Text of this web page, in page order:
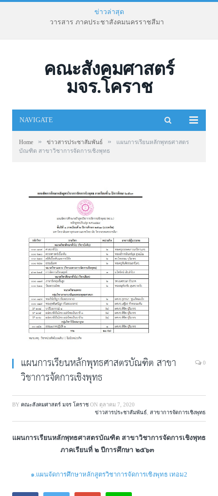
ข่าวล่าสุด
วารสาร ภาคประชาสังคมนครราชสีมา
คณะสังคมศาสตร์
มจร.โคราช
NAVIGATE
Home » ข่าวสารประชาสัมพันธ์ »
แผนการเรียนหลักพุทธศาสตร
บัณฑิต สาขาวิชาการจัดการเชิงพุทธ
แผนการเรียนหลักพุทธศาสตรบัณฑิต สาขา
วิชาการจัดการเชิงพุทธ
0
BY คณะสังคมศาสตร์ มจร โคราช ON ตุลาคม 7, 2020
ข่าวสารประชาสัมพันธ์ สาขาการจัดการเชิงพุทธ
แผนการเรียนหลักพุทธศาสตรบัณฑิต สาขาวิชาการจัดการเชิงพุทธ
ภาคเรียนที่ ๒ ปีการศึกษา ๒๕๖๓
๑.แผนจัดการศึกษาหลักสูตรวิชาการจัดการเชิงพุทธ เทอม2